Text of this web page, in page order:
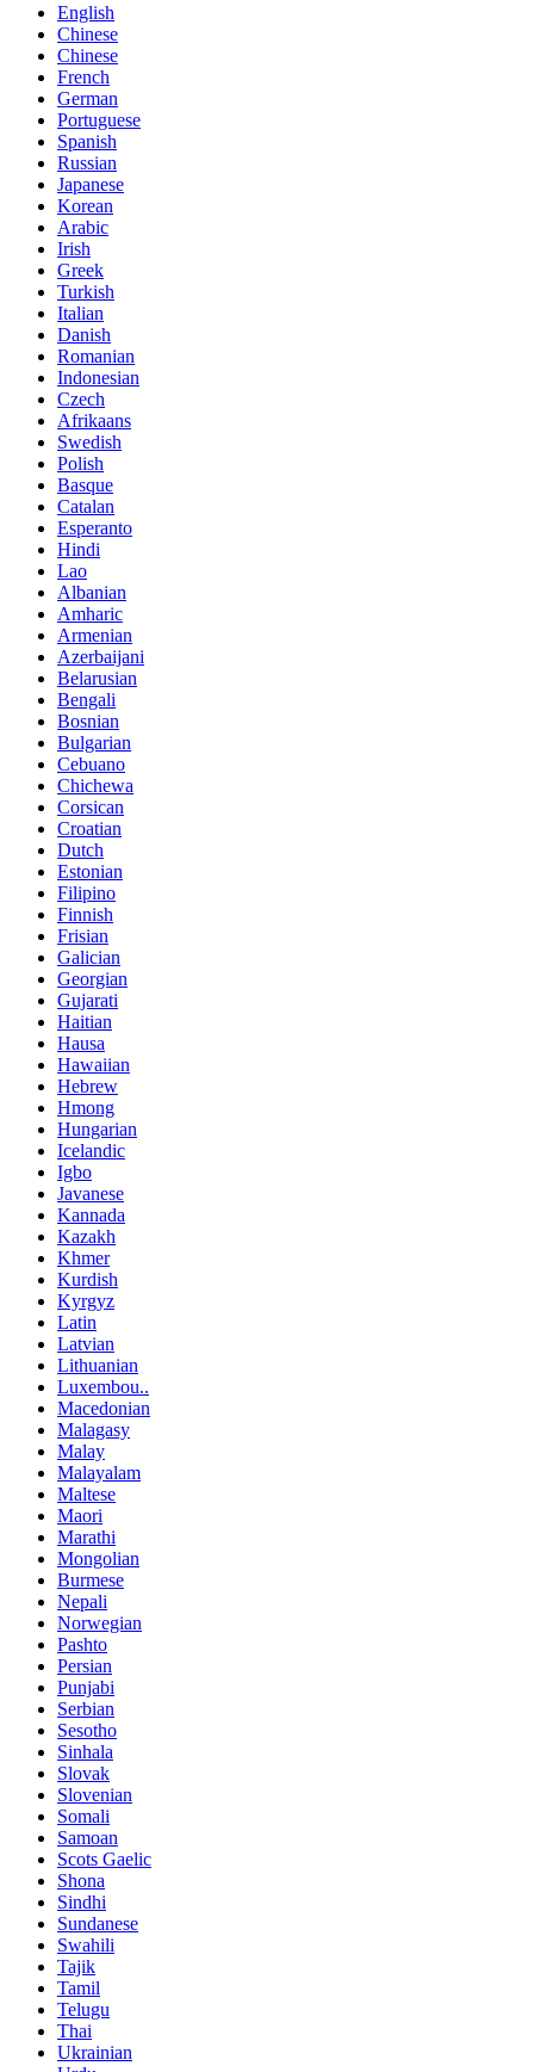
English
Chinese
Chinese
French
German
Portuguese
Spanish
Russian
Japanese
Korean
Arabic
Irish
Greek
Turkish
Italian
Danish
Romanian
Indonesian
Czech
Afrikaans
Swedish
Polish
Basque
Catalan
Esperanto
Hindi
Lao
Albanian
Amharic
Armenian
Azerbaijani
Belarusian
Bengali
Bosnian
Bulgarian
Cebuano
Chichewa
Corsican
Croatian
Dutch
Estonian
Filipino
Finnish
Frisian
Galician
Georgian
Gujarati
Haitian
Hausa
Hawaiian
Hebrew
Hmong
Hungarian
Icelandic
Igbo
Javanese
Kannada
Kazakh
Khmer
Kurdish
Kyrgyz
Latin
Latvian
Lithuanian
Luxembou..
Macedonian
Malagasy
Malay
Malayalam
Maltese
Maori
Marathi
Mongolian
Burmese
Nepali
Norwegian
Pashto
Persian
Punjabi
Serbian
Sesotho
Sinhala
Slovak
Slovenian
Somali
Samoan
Scots Gaelic
Shona
Sindhi
Sundanese
Swahili
Tajik
Tamil
Telugu
Thai
Ukrainian